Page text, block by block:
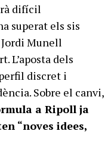
difícil
superat els sis
Munell
L’aposta dels
discret i
Sobre el canvi,
a Ripoll ja
“noves idees,